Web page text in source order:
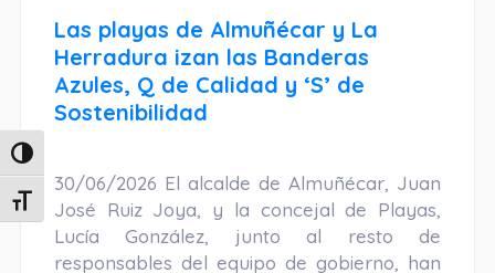
Alternar alto contraste
Alternar tamaño de letra
Las playas de Almuñécar y La
Herradura izan las Banderas
Azules, Q de Calidad y ‘S’ de
Sostenibilidad
30/06/2026 El alcalde de Almuñécar, Juan
José Ruiz Joya, y la concejal de Playas,
Lucía González, junto al resto de
responsables del equipo de gobierno, han